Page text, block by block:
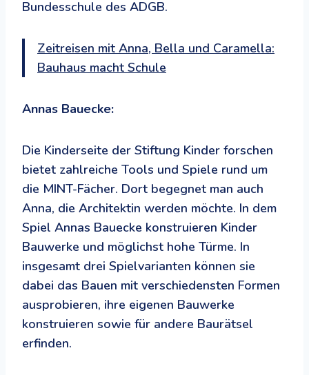
Bundesschule des ADGB.
Zeitreisen mit Anna, Bella und Caramella:
Bauhaus macht Schule
Annas Bauecke:
Die Kinderseite der Stiftung Kinder forschen
bietet zahlreiche Tools und Spiele rund um
die MINT-Fächer. Dort begegnet man auch
Anna, die Architektin werden möchte. In dem
Spiel Annas Bauecke konstruieren Kinder
Bauwerke und möglichst hohe Türme. In
insgesamt drei Spielvarianten können sie
dabei das Bauen mit verschiedensten Formen
ausprobieren, ihre eigenen Bauwerke
konstruieren sowie für andere Baurätsel
erfinden.